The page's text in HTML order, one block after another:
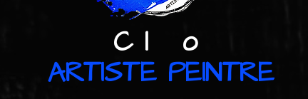
C l o
ARTISTE PEINTRE